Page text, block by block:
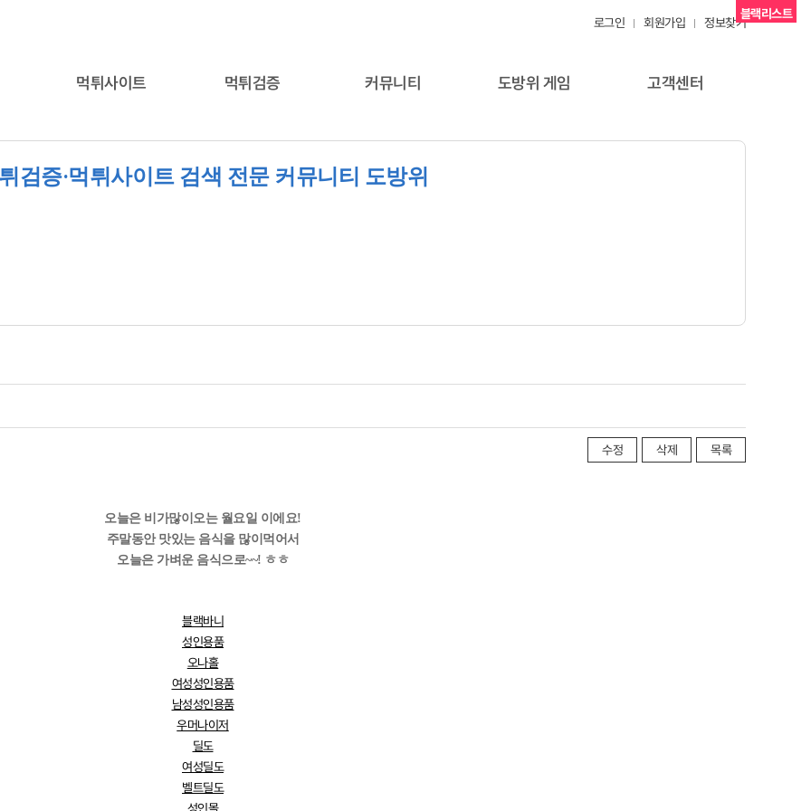
로그인 회원가입 정보찾기
먹튀사이트 먹튀검증 커뮤니티 도방위 게임 고객센터
검증·먹튀사이트 검색 전문 커뮤니티 도방위
블랙리스트
수정 삭제 목록
오늘은 비가많이오는 월요일 이에요!
주말동안 맛있는 음식을 많이먹어서
오늘은 가벼운 음식으로~~! ㅎㅎ
블랙바니
성인용품
오나홀
여성성인용품
남성성인용품
우머나이저
딜도
여성딜도
벨트딜도